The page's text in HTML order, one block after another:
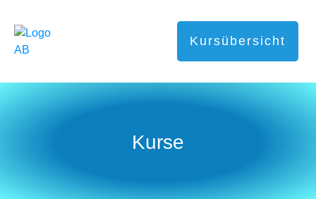
Kursübersicht
Kurse